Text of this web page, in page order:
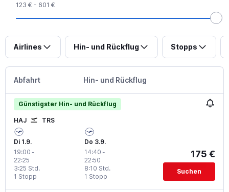
123 € - 601 €
Airlines Hin- und Rückflug Stopps
Abfahrt Hin- und Rückflug
Günstigster Hin- und Rückflug
HAJ TRS
Di 1.9.
19:00 -
22:25
1 Stopp
3:25 Std.
Do 3.9.
14:40 -
22:50
1 Stopp
8:10 Std.
175 €
Suchen